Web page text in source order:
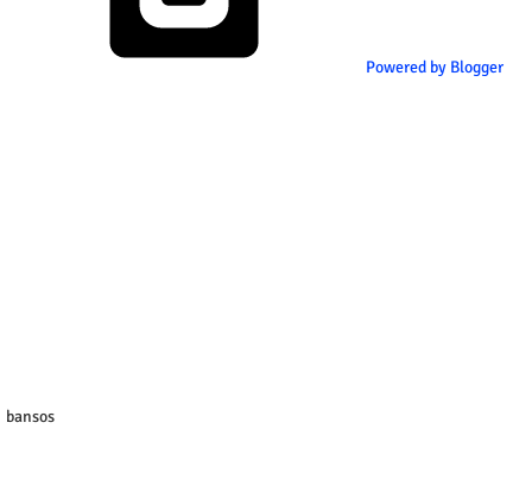
Powered by Blogger
bansos